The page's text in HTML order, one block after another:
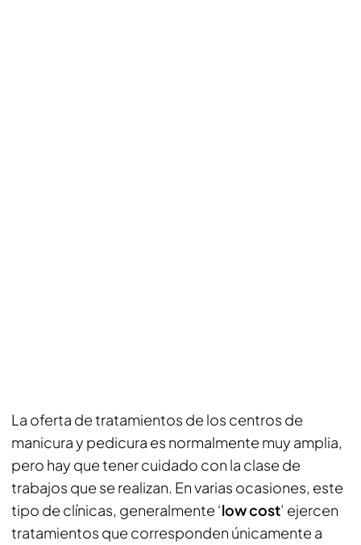
La oferta de tratamientos de los centros de
manicura y pedicura es normalmente muy amplia,
pero hay que tener cuidado con la clase de
trabajos que se realizan. En varias ocasiones, este
tipo de clínicas, generalmente ‘low cost’ ejercen
tratamientos que corresponden únicamente a